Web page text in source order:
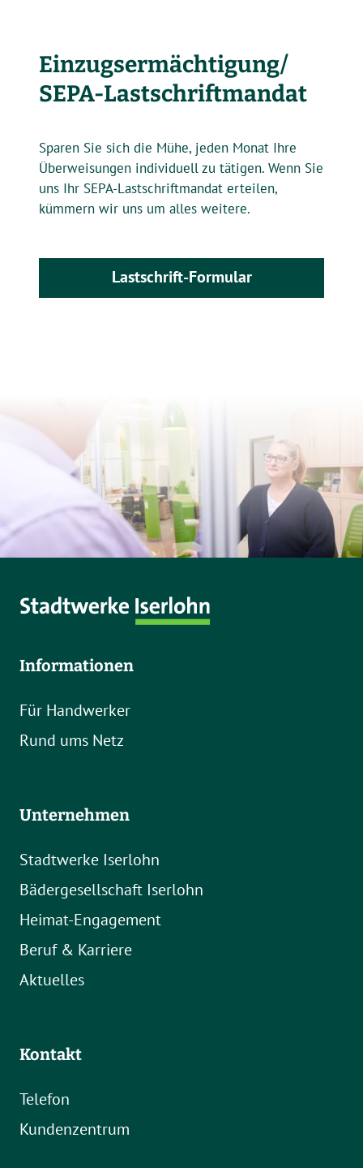
Einzugsermächtigung/
SEPA-Lastschriftmandat
Sparen Sie sich die Mühe, jeden Monat Ihre
Überweisungen individuell zu tätigen. Wenn Sie
uns Ihr SEPA-Lastschriftmandat erteilen,
kümmern wir uns um alles weitere.
Lastschrift-Formular
Informationen
Für Handwerker
Rund ums Netz
Unternehmen
Stadtwerke Iserlohn
Bädergesellschaft Iserlohn
Heimat-Engagement
Beruf & Karriere
Aktuelles
Kontakt
Telefon
Kundenzentrum